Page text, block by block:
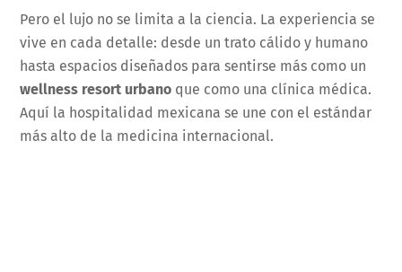
Pero el lujo no se limita a la ciencia. La experiencia se
vive en cada detalle: desde un trato cálido y humano
hasta espacios diseñados para sentirse más como un
wellness resort urbano que como una clínica médica.
Aquí la hospitalidad mexicana se une con el estándar
más alto de la medicina internacional.